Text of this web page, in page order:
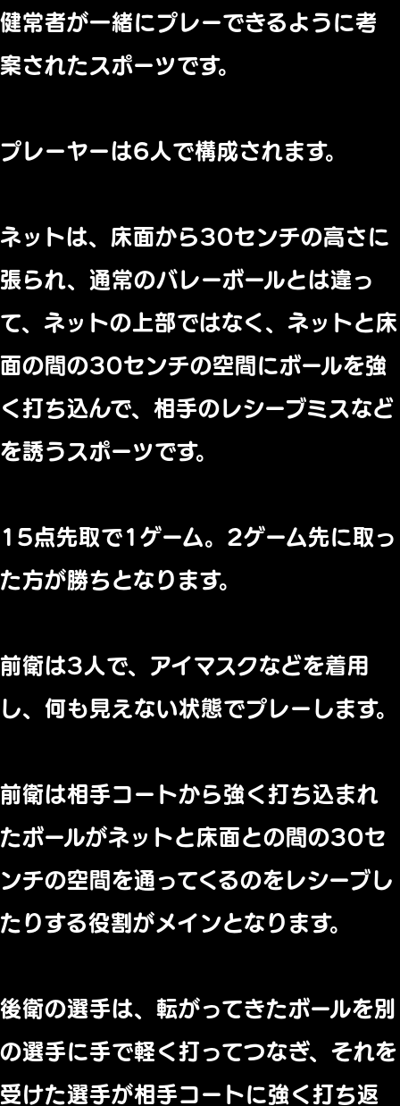
健常者が一緒にプレーできるように考
案されたスポーツです。
プレーヤーは6人で構成されます。
ネットは、床面から30センチの高さに
張られ、通常のバレーボールとは違っ
て、ネットの上部ではなく、ネットと床
面の間の30センチの空間にボールを強
く打ち込んで、相手のレシーブミスなど
を誘うスポーツです。
15点先取で1ゲーム。2ゲーム先に取っ
た方が勝ちとなります。
前衛は3人で、アイマスクなどを着用
し、何も見えない状態でプレーします。
前衛は相手コートから強く打ち込まれ
たボールがネットと床面との間の30セ
ンチの空間を通ってくるのをレシーブし
たりする役割がメインとなります。
後衛の選手は、転がってきたボールを別
の選手に手で軽く打ってつなぎ、それを
受けた選手が相手コートに強く打ち返